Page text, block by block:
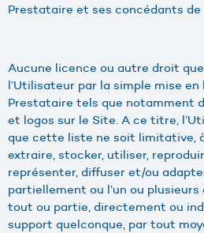
Prestataire et ses concédants de
Aucune licence ou autre droit
l’Utilisateur par la simple mise en
Prestataire tels que notamment
et logos sur le Site. A ce titre,
que cette liste ne soit limitative,
extraire, stocker, utiliser,
représenter, diffuser et/ou
partiellement ou l’un ou
tout ou partie, directement ou
support quelconque, par tout